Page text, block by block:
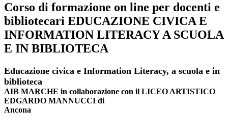
Corso di formazione on line per docenti e
bibliotecari EDUCAZIONE CIVICA E
INFORMATION LITERACY A SCUOLA
E IN BIBLIOTECA
Educazione civica e Information Literacy, a scuola e in
biblioteca
AIB MARCHE in collaborazione con il LICEO ARTISTICO
EDGARDO MANNUCCI di
Ancona